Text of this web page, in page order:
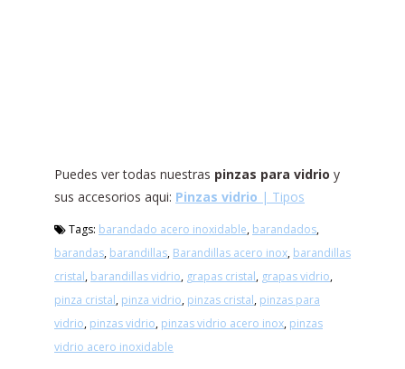
Puedes ver todas nuestras pinzas para vidrio y
sus accesorios aqui: Pinzas vidrio | Tipos
Tags: barandado acero inoxidable, barandados,
barandas, barandillas, Barandillas acero inox, barandillas
cristal, barandillas vidrio, grapas cristal, grapas vidrio,
pinza cristal, pinza vidrio, pinzas cristal, pinzas para
vidrio, pinzas vidrio, pinzas vidrio acero inox, pinzas
vidrio acero inoxidable